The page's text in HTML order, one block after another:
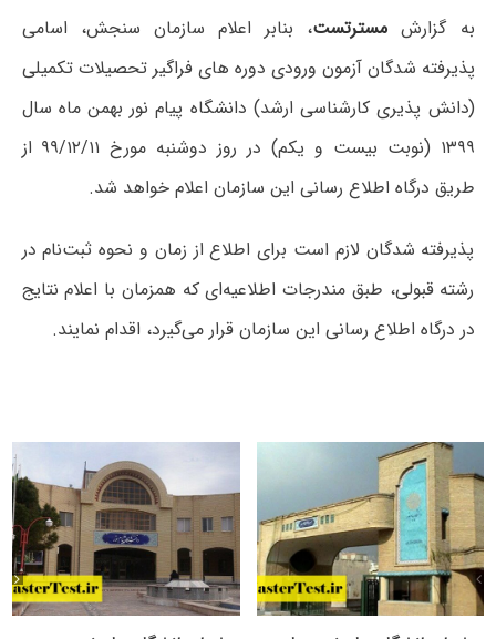
به گزارش مسترتست، بنابر اعلام سازمان سنجش، اسامی
پذیرفته شدگان آزمون ورودی دوره های فراگیر تحصیلات تکمیلی
(دانش پذیری کارشناسی ارشد) دانشگاه پیام نور بهمن ماه سال
۱۳۹۹ (نوبت بیست و یکم) در روز دوشنبه مورخ ۹۹/۱۲/۱۱ از
طریق درگاه اطلاع رسانی این سازمان اعلام خواهد شد.
پذیرفته شدگان لازم است برای اطلاع از زمان و نحوه ثبت‌نام در
رشته قبولی، طبق مندرجات اطلاعیه‌ای که همزمان با اعلام نتایج
در درگاه اطلاع رسانی این سازمان قرار می‌گیرد، اقدام نمایند.